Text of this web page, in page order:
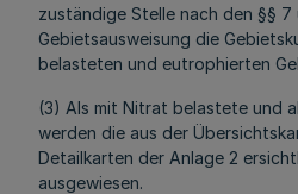
zuständige Stelle nach den §§ 7
Gebietsausweisung die
belasteten und eutrophierten
(3) Als mit Nitrat belastete und
werden die aus der
Detailkarten der Anlage 2
ausgewiesen.